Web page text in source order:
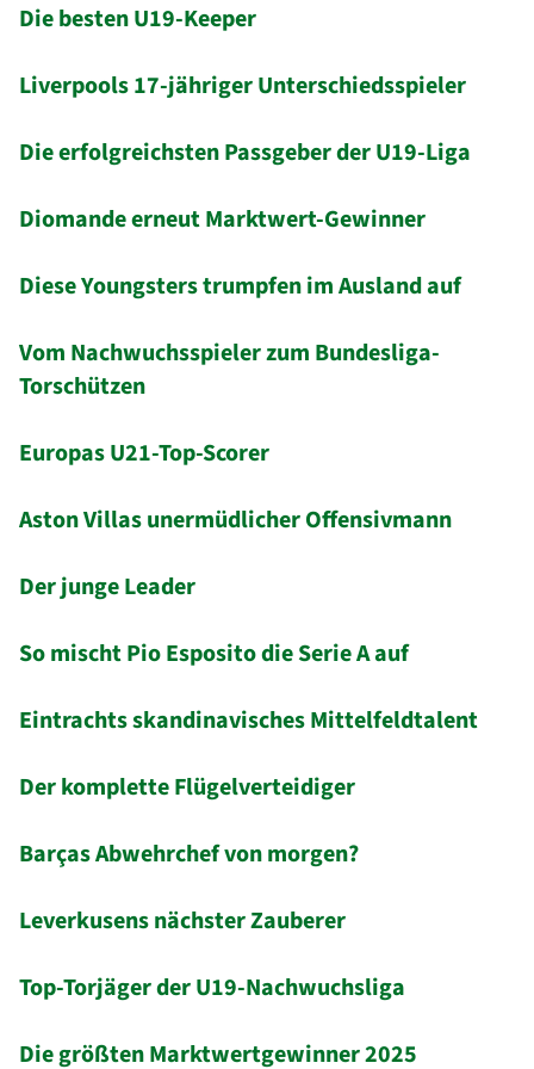
Die besten U19-Keeper
Liverpools 17-jähriger Unterschiedsspieler
Die erfolgreichsten Passgeber der U19-Liga
Diomande erneut Marktwert-Gewinner
Diese Youngsters trumpfen im Ausland auf
Vom Nachwuchsspieler zum Bundesliga-
Torschützen
Europas U21-Top-Scorer
Aston Villas unermüdlicher Offensivmann
Der junge Leader
So mischt Pio Esposito die Serie A auf
Eintrachts skandinavisches Mittelfeldtalent
Der komplette Flügelverteidiger
Barças Abwehrchef von morgen?
Leverkusens nächster Zauberer
Top-Torjäger der U19-Nachwuchsliga
Die größten Marktwertgewinner 2025